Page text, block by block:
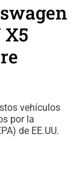
vehículos
por la
de EE.UU.